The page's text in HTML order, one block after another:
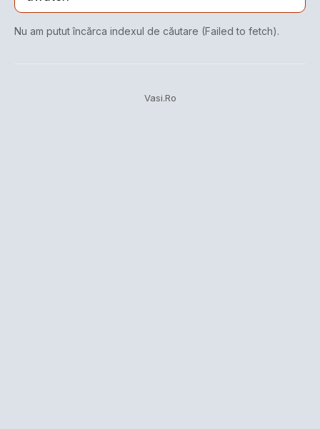
Nu am putut încărca indexul de căutare (Failed to fetch).
Vasi.Ro